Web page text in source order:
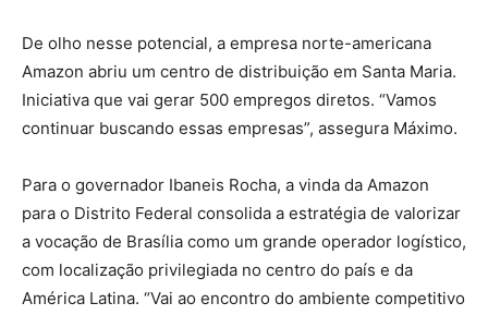
De olho nesse potencial, a empresa norte-americana
Amazon abriu um centro de distribuição em Santa Maria.
Iniciativa que vai gerar 500 empregos diretos. “Vamos
continuar buscando essas empresas”, assegura Máximo.
Para o governador Ibaneis Rocha, a vinda da Amazon
para o Distrito Federal consolida a estratégia de valorizar
a vocação de Brasília como um grande operador logístico,
com localização privilegiada no centro do país e da
América Latina. “Vai ao encontro do ambiente competitivo